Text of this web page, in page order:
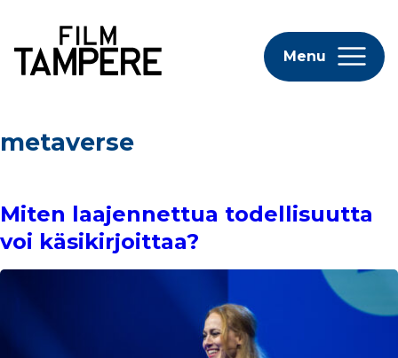
Menu
metaverse
Miten laajennettua todellisuutta
voi käsikirjoittaa?